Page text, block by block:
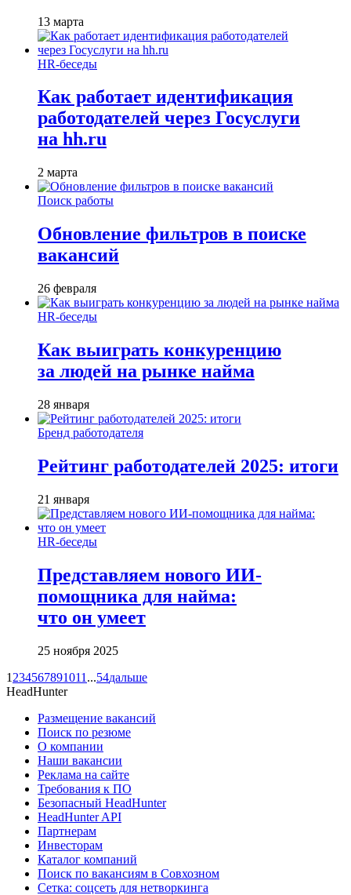
13 марта
HR-беседы
Как работает идентификация
работодателей через Госуслуги
на hh.ru
2 марта
Поиск работы
Обновление фильтров в поиске
вакансий
26 февраля
HR-беседы
Как выиграть конкуренцию
за людей на рынке найма
28 января
Бренд работодателя
Рейтинг работодателей 2025: итоги
21 января
HR-беседы
Представляем нового ИИ-
помощника для найма:
что он умеет
25 ноября 2025
1 234567891011 ...54дальше
HeadHunter
Размещение вакансий
Поиск по резюме
О компании
Наши вакансии
Реклама на сайте
Требования к ПО
Безопасный HeadHunter
HeadHunter API
Партнерам
Инвесторам
Каталог компаний
Поиск по вакансиям в Совхозном
Сетка: соцсеть для нетворкинга